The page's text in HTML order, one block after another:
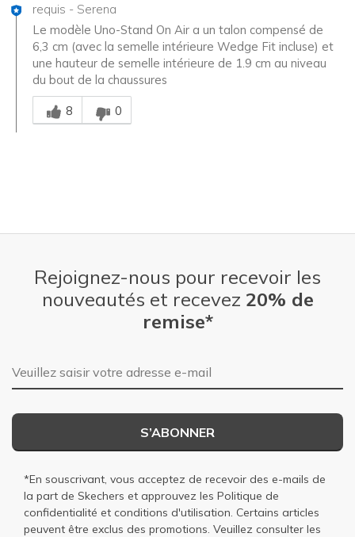
requis - Serena
Le modèle Uno-Stand On Air a un talon compensé de
6,3 cm (avec la semelle intérieure Wedge Fit incluse) et
une hauteur de semelle intérieure de 1.9 cm au niveau
du bout de la chaussures
Chinois
8
0
Rejoignez-nous pour recevoir les
nouveautés et recevez 20% de
remise*
Adresse e-mail
S’ABONNER
*En souscrivant, vous acceptez de recevoir des e-mails de
la part de Skechers et approuvez les Politique de
confidentialité et conditions d'utilisation. Certains articles
peuvent être exclus des promotions. Veuillez consulter les